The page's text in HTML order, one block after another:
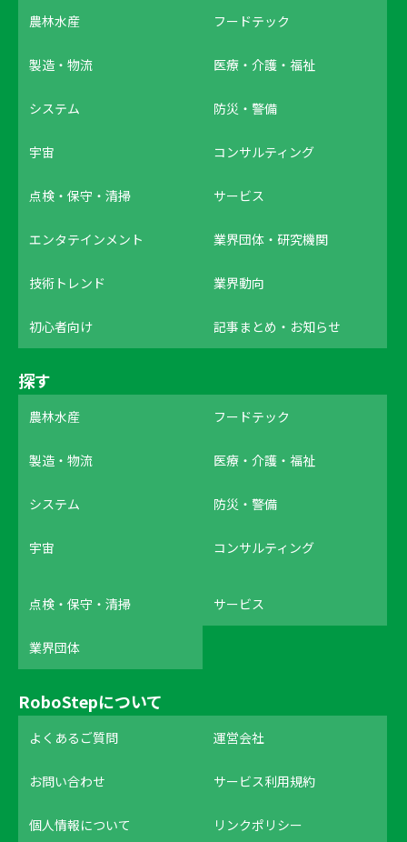
農林水産 フードテック
製造・物流 医療・介護・福祉
システム 防災・警備
宇宙 コンサルティング
点検・保守・清掃 サービス
エンタテインメント 業界団体・研究機関
技術トレンド 業界動向
初心者向け 記事まとめ・お知らせ
探す
農林水産 フードテック
製造・物流 医療・介護・福祉
システム 防災・警備
宇宙 コンサルティング
点検・保守・清掃 サービス
業界団体
RoboStepについて
よくあるご質問 運営会社
お問い合わせ サービス利用規約
個人情報について リンクポリシー